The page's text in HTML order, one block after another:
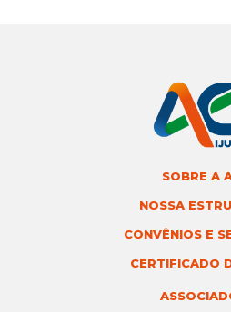
SOBRE A
NOSSA
CONVÊNIOS E
CERTIFICADO